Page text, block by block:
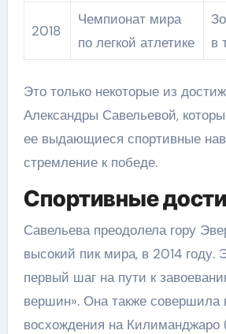
2018
Чемпионат мира
по легкой атлетике
в
Это только некоторые из
Александры Савельевой,
ее выдающиеся спортивные
стремление к победе.
Спортивные
Савельева преодолела гору
высокий пик мира, в 2014 году.
первый шаг на пути к
вершин». Она также
восхождения на Килиманджаро